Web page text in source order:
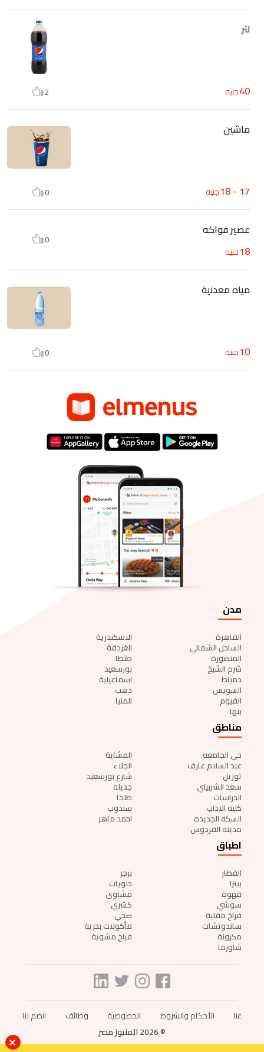
لتر
40جنيه 2
ماشين
17 - 18 جنيه 0
عصير فواكه
18جنيه
0
مياه معدنية
10جنيه 0
مدن
القاهرة الاسكندرية
الساحل الشمالي الغردقة
المنصورة طنطا
شرم الشيخ بورسعيد
دمياط اسماعيلية
السويس دهب
الفيوم المنيا
بنها
مناطق
حى الجامعه المشاية
عبد السلام عارف الجلاء
توريل شارع بورسعيد
سعد الشربيني جديله
الدراسات طلخا
كليه الاداب سندوب
السكه الجديده احمد ماهر
مدينه الفردوس
اطباق
الفطار برجر
بيتزا حلويات
قهوة مشاوى
سوشي كشري
فراخ مقلية صحي
ساندوتشات مأكولات بحرية
مكرونة فراخ مشوية
شاورما
عنا الأحكام والشروط الخصوصية وظائف انضم لنا
© 2026 المنيوز مصر